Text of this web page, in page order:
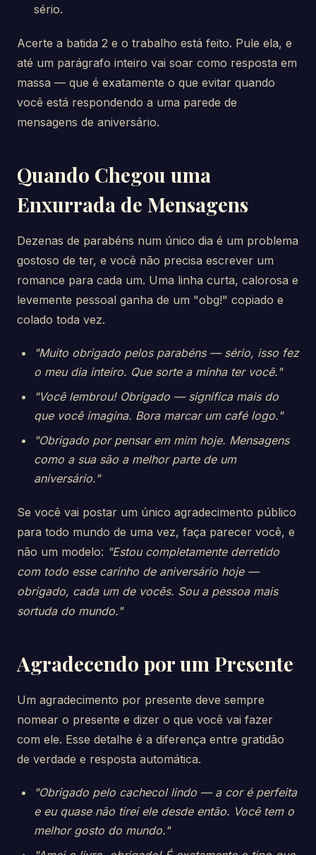
sério.
Acerte a batida 2 e o trabalho está feito. Pule ela, e
até um parágrafo inteiro vai soar como resposta em
massa — que é exatamente o que evitar quando
você está respondendo a uma parede de
mensagens de aniversário.
Quando Chegou uma
Enxurrada de Mensagens
Dezenas de parabéns num único dia é um problema
gostoso de ter, e você não precisa escrever um
romance para cada um. Uma linha curta, calorosa e
levemente pessoal ganha de um "obg!" copiado e
colado toda vez.
"Muito obrigado pelos parabéns — sério, isso fez
o meu dia inteiro. Que sorte a minha ter você."
"Você lembrou! Obrigado — significa mais do
que você imagina. Bora marcar um café logo."
"Obrigado por pensar em mim hoje. Mensagens
como a sua são a melhor parte de um
aniversário."
Se você vai postar um único agradecimento público
para todo mundo de uma vez, faça parecer você, e
não um modelo: "Estou completamente derretido
com todo esse carinho de aniversário hoje —
obrigado, cada um de vocês. Sou a pessoa mais
sortuda do mundo."
Agradecendo por um Presente
Um agradecimento por presente deve sempre
nomear o presente e dizer o que você vai fazer
com ele. Esse detalhe é a diferença entre gratidão
de verdade e resposta automática.
"Obrigado pelo cachecol lindo — a cor é perfeita
e eu quase não tirei ele desde então. Você tem o
melhor gosto do mundo."